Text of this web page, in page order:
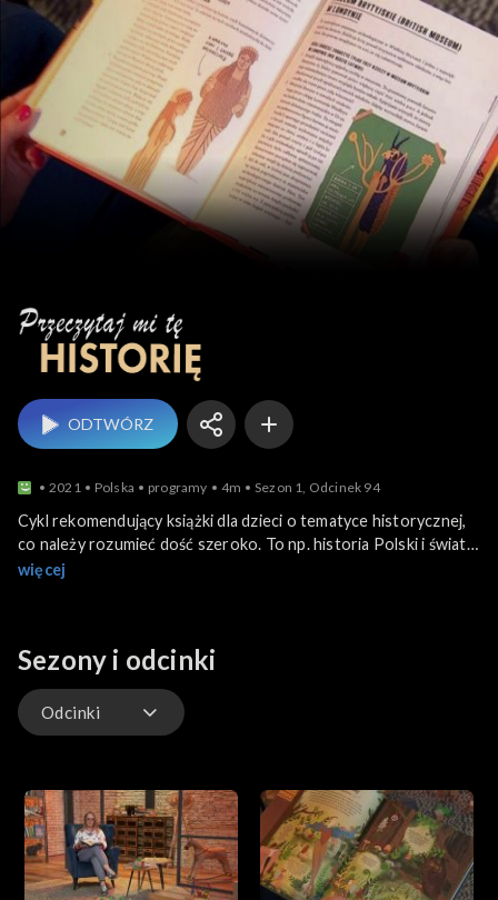
Przeczytaj mi tę historię
ODTWÓRZ
2021 Polska programy 4m Sezon 1, Odcinek 94
Cykl rekomendujący książki dla dzieci o tematyce historycznej,
co należy rozumieć dość szeroko. To np. historia Polski i świata,
ale też historia naturalna, historia wynalazków, ważne postaci
więcej
Sezony i odcinki
Odcinki